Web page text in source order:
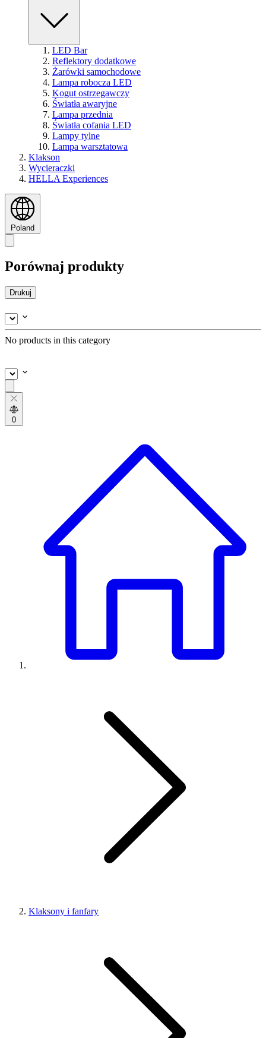
LED Bar
Reflektory dodatkowe
Żarówki samochodowe
Lampa robocza LED
Kogut ostrzegawczy
Światła awaryjne
Lampa przednia
Światła cofania LED
Lampy tylne
Lampa warsztatowa
Klakson
Wycieraczki
HELLA Experiences
Poland
Porównaj produkty
Drukuj
No products in this category
0
Klaksony i fanfary